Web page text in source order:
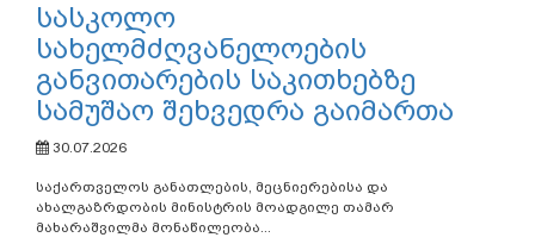
სასკოლო
სახელმძღვანელოების
განვითარების საკითხებზე
სამუშაო შეხვედრა გაიმართა
30.07.2026
საქართველოს განათლების, მეცნიერებისა და
ახალგაზრდობის მინისტრის მოადგილე თამარ
მახარაშვილმა მონაწილეობა...